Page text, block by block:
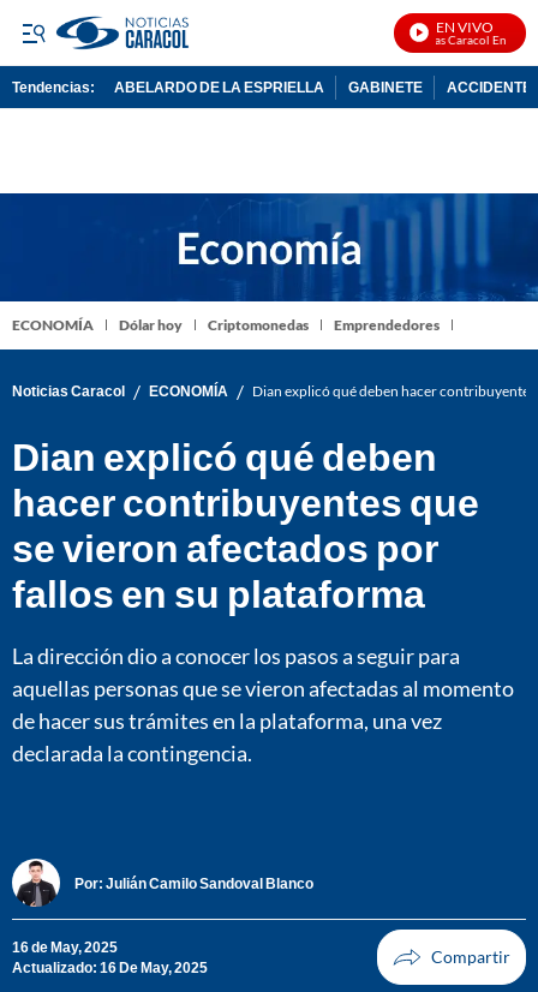
EN VIVO
Noticias Caracol En Vivo
Tendencias: ABELARDO DE LA ESPRIELLA GABINETE ACCIDENTE
ECONOMÍA Dólar hoy Criptomonedas Emprendedores
Noticias Caracol / ECONOMÍA / Dian explicó qué deben hacer
Dian explicó qué deben
hacer contribuyentes que
se vieron afectados por
fallos en su plataforma
La dirección dio a conocer los pasos a seguir para
aquellas personas que se vieron afectadas al momento
de hacer sus trámites en la plataforma, una vez
declarada la contingencia.
Por: Julián Camilo Sandoval Blanco
16 de May, 2025
Actualizado: 16 De May, 2025